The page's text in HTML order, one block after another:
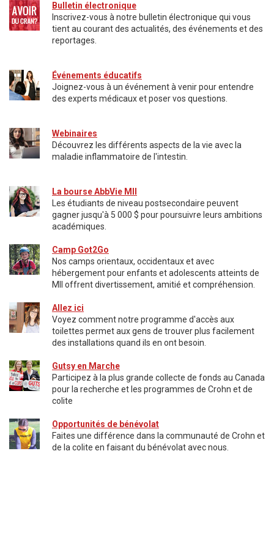
Bulletin électronique
Inscrivez-vous à notre bulletin électronique qui vous
tient au courant des actualités, des événements et des
reportages.
Événements éducatifs
Joignez-vous à un événement à venir pour entendre
des experts médicaux et poser vos questions.
Webinaires
Découvrez les différents aspects de la vie avec la
maladie inflammatoire de l'intestin.
La bourse AbbVie MII
Les étudiants de niveau postsecondaire peuvent
gagner jusqu'à 5 000 $ pour poursuivre leurs ambitions
académiques.
Camp Got2Go
Nos camps orientaux, occidentaux et avec
hébergement pour enfants et adolescents atteints de
MII offrent divertissement, amitié et compréhension.
Allez ici
Voyez comment notre programme d'accès aux
toilettes permet aux gens de trouver plus facilement
des installations quand ils en ont besoin.
Gutsy en Marche
Participez à la plus grande collecte de fonds au Canada
pour la recherche et les programmes de Crohn et de
colite
Opportunités de bénévolat​
Faites une différence dans la communauté de Crohn et
de la colite en faisant du bénévolat avec nous.